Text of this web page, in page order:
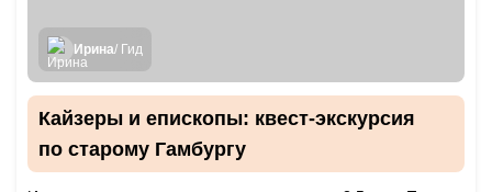
Ирина/ Гид
Кайзеры и епископы: квест-экскурсия
по старому Гамбургу